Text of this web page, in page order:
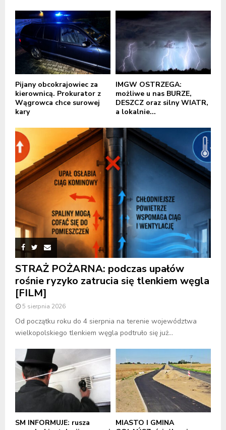
Pijany obcokrajowiec za
kierownicą. Prokurator z
Wągrowca chce surowej
kary
IMGW OSTRZEGA:
możliwe u nas BURZE,
DESZCZ oraz silny WIATR,
a lokalnie...
STRAŻ POŻARNA: podczas upałów
rośnie ryzyko zatrucia się tlenkiem węgla
[FILM]
5 sierpnia 2026
Od początku roku do 4 sierpnia na terenie województwa
wielkopolskiego tlenkiem węgla podtruło się już...
SM INFORMUJE: rusza
MIASTO I GMINA